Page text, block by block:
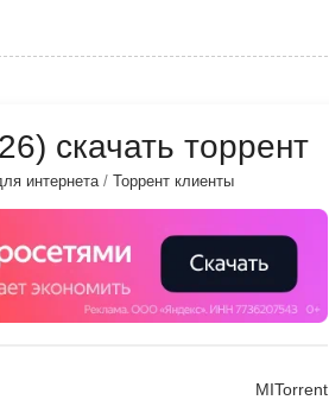
скачать торрент
интернета/ Торрент клиенты
MITorrent